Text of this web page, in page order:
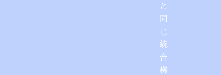
と
同
じ
統
合
機